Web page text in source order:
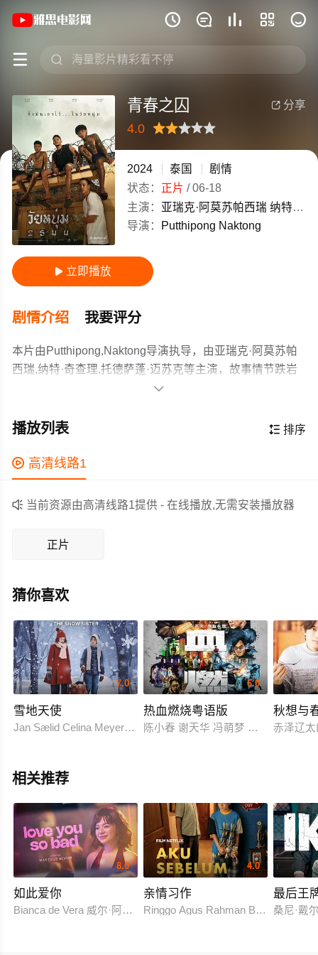
    
 
《青春之囚》(2024)泰国泰语高清电影
 分享
青春之囚
4.0
很差较差
还行推荐力荐
2024 泰国
剧情
状态： 正片 /06-18
主演： 亚瑞克·阿莫苏帕西瑞 纳特·奇查理
导演：
Putthipong Naktong
 立即播放
剧情介绍 我要评分
本片由Putthipong,Naktong导演执导，由亚瑞克·阿莫苏帕
西瑞,纳特·奇查理,托德萨蓬·迈苏克等主演，故事情节跌岩
起伏、扣人心弦，领广大剧情片爱好者和观众们都期待不
狱，必须在残酷的黑帮之中争得一席之地，才能生存下
作为一部 上映的剧情电影，在当期同类题材影片中具有一
定的看点，在演员表现和剧情架构上也都有不错的亮点，
剧情紧凑，角色塑造鲜明，适合喜欢剧情类电影的观众观

 排序
播放列表
 高清线路1
 当前资源由高清线路1提供 - 在线播放,无需安装播放器
正片
猜你喜欢
7.0
雪地天使
Jan Sælid Celina Meyer Hovland Mudit Gupta Ole Steinkjer Øyen
6.0
热血燃烧粤语版
陈小春 谢天华 冯萌梦 林晓峰 朱永
秋想与
赤泽辽
相关推荐
8.0
如此爱你
Bianca de Vera 威尔·阿什利·德莱昂
4.0
亲情习作
Ringgo Agus Rahman Bima Sena
最后王
桑尼·戴